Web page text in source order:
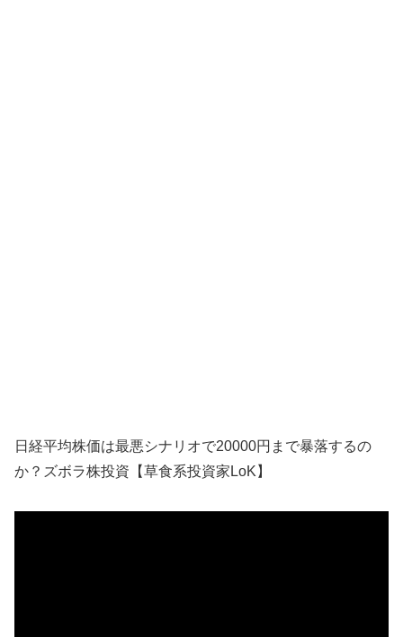
日経平均株価は最悪シナリオで20000円まで暴落するの
か？ズボラ株投資【草食系投資家LoK】